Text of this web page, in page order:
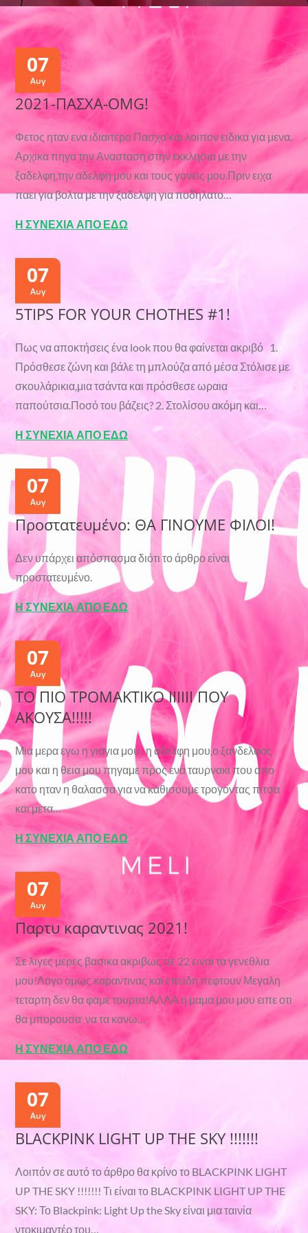
07
Αυγ
2021-ΠΑΣΧΑ-OMG!
Φετος ηταν ενα ιδιαιτερο Πασχα και λοιπον ειδικα για μενα.
Αρχικα πηγα την Ανασταση στην εκκλησια με την
ξαδελφη,την αδελφη μου και τους γονεις μου.Πριν ειχα
παει για βολτα με την ξαδελφη για ποδηλατο…
Η ΣΥΝΕΧΙΑ ΑΠΟ ΕΔΩ
07
Αυγ
5TIPS FOR YOUR CHOTHES #1!
Πως να αποκτήσεις ένα look που θα φαίνεται ακριβό 1.
Πρόσθεσε ζώνη και βάλε τη μπλούζα από μέσα Στόλισε με
σκουλάρικια,μια τσάντα και πρόσθεσε ωραια
παπούτσια.Ποσό του βάζεις? 2. Στολίσου ακόμη και…
Η ΣΥΝΕΧΙΑ ΑΠΟ ΕΔΩ
07
Αυγ
Πρoστατευμένο: ΘΑ ΓΙΝΟΥΜΕ ΦΙΛΟΙ!
Δεν υπάρχει απόσπασμα διότι το άρθρο είναι
προστατευμένο.
Η ΣΥΝΕΧΙΑ ΑΠΟ ΕΔΩ
07
Αυγ
ΤΟ ΠΙΟ ΤΡΟΜΑΚΤΙΚΟ ΙΙΙΙΙΙ ΠΟΥ
ΑΚΟΥΣΑ!!!!!
Μια μερα εγω η γιαγια μου , η αδελφη μου,ο ξανδελφος
μου και η θεια μου πηγαμε προς ενα ταυρνακι που απο
κατο ηταν η θαλασσα για να καθισουμε τρογοντας πιτσα
και μετα…
Η ΣΥΝΕΧΙΑ ΑΠΟ ΕΔΩ
07
Αυγ
Παρτυ καραντινας 2021!
Σε λιγες μερες βασικα ακριβως σε 22 ειναι τα γενεθλια
μου!Λογο ομως καραντινας και επειδη πεφτουν Μεγαλη
τεταρτη δεν θα φαμε τουρτα!ΑΛΛΑ η μαμα μου μου ειπε οτι
θα μπορουσα να τα κανω…
Η ΣΥΝΕΧΙΑ ΑΠΟ ΕΔΩ
07
Αυγ
BLACKPINK LIGHT UP THE SKY !!!!!!!
Λοιπόν σε αυτό το άρθρο θα κρίνο το BLACKPINK LIGHT
UP THE SKY !!!!!!! Τι είναι το BLACKPINK LIGHT UP THE
SKY: Το Blackpink: Light Up the Sky είναι μια ταινία
ντοκιμαντέρ του…